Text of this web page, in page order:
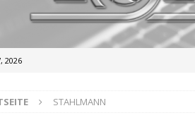
2026
STAHLMANN